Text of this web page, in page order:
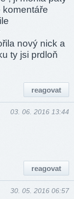
komentáře
nový nick a
ty jsi prdloň
reagovat
03. 06. 2016 13:44
reagovat
30. 05. 2016 06:57